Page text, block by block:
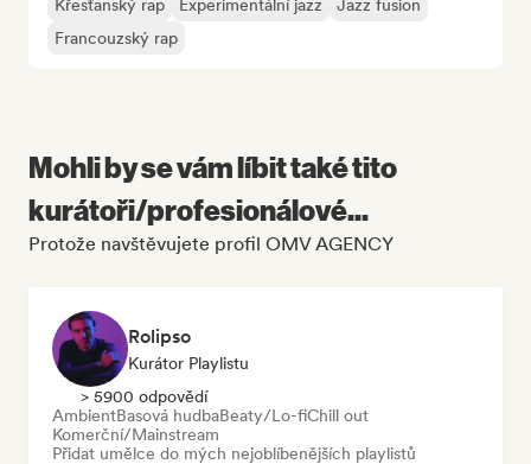
Křesťanský rap Experimentální jazz
Jazz fusion
Francouzský rap
Mohli by se vám líbit také tito
kurátoři/profesionálové...
Protože navštěvujete profil OMV AGENCY
Rolipso
Kurátor Playlistu
> 5900 odpovědí
AmbientBasová hudbaBeaty/Lo-fiChill out
Komerční/Mainstream
Přidat umělce do mých nejoblíbenějších playlistů